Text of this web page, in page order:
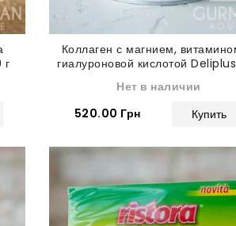
Коллаген с магнием,
гиалуроновой кислотой
Нет в наличии
520.00 Грн
Купить